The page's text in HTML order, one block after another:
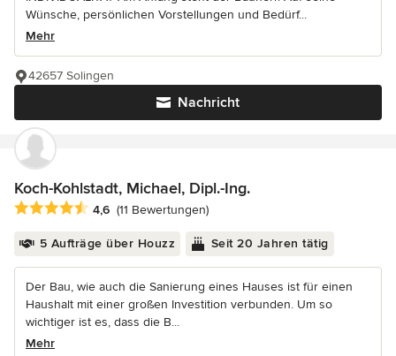
Wünsche, persönlichen Vorstellungen und Bedürf...
Mehr
Nachricht
42657 Solingen
Koch-Kohlstadt, Michael, Dipl.-Ing.
Durchschnittliche Bewertung: 4.6 von 5 Sternen
4,6 (11 Bewertungen)
5 Aufträge über Houzz Seit 20 Jahren tätig
Der Bau, wie auch die Sanierung eines Hauses ist für einen
Haushalt mit einer großen Investition verbunden. Um so
wichtiger ist es, dass die B...
Mehr